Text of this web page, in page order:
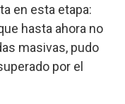
en esta etapa:
hasta ahora no
masivas, pudo
por el